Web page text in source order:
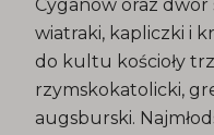
Cyganów oraz dwór
wiatraki, kapliczki i
do kultu kościoły
rzymskokatolicki,
augsburski.